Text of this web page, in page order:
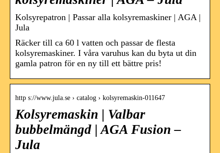
Kolsyrepatron | Passar alla kolsyremaskiner | AGA |
Jula
Räcker till ca 60 l vatten och passar de flesta
kolsyremaskiner. I våra varuhus kan du byta ut din
gamla patron för en ny till ett bättre pris!
http s://www.jula.se › catalog › kolsyremaskin-011647
Kolsyremaskin | Valbar
bubbelmängd | AGA Fusion –
Jula